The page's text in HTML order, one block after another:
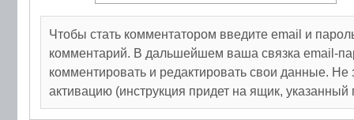
Чтобы стать комментатором введите email и
комментарий. В дальшейшем ваша связка email-
комментировать и редактировать свои данные. Не
активацию (инструкция придет на ящик, указанный